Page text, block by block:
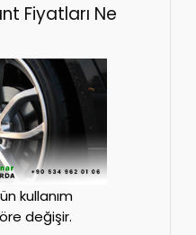
Fiyatları Ne
kullanım
değişir.